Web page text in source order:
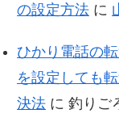
の設定方法 に
ひかり電話の
を設定しても
決法 に 釣りご